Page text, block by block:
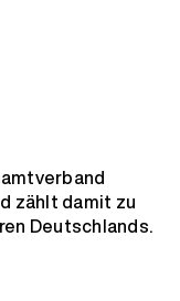
zählt damit zu
Deutschlands.